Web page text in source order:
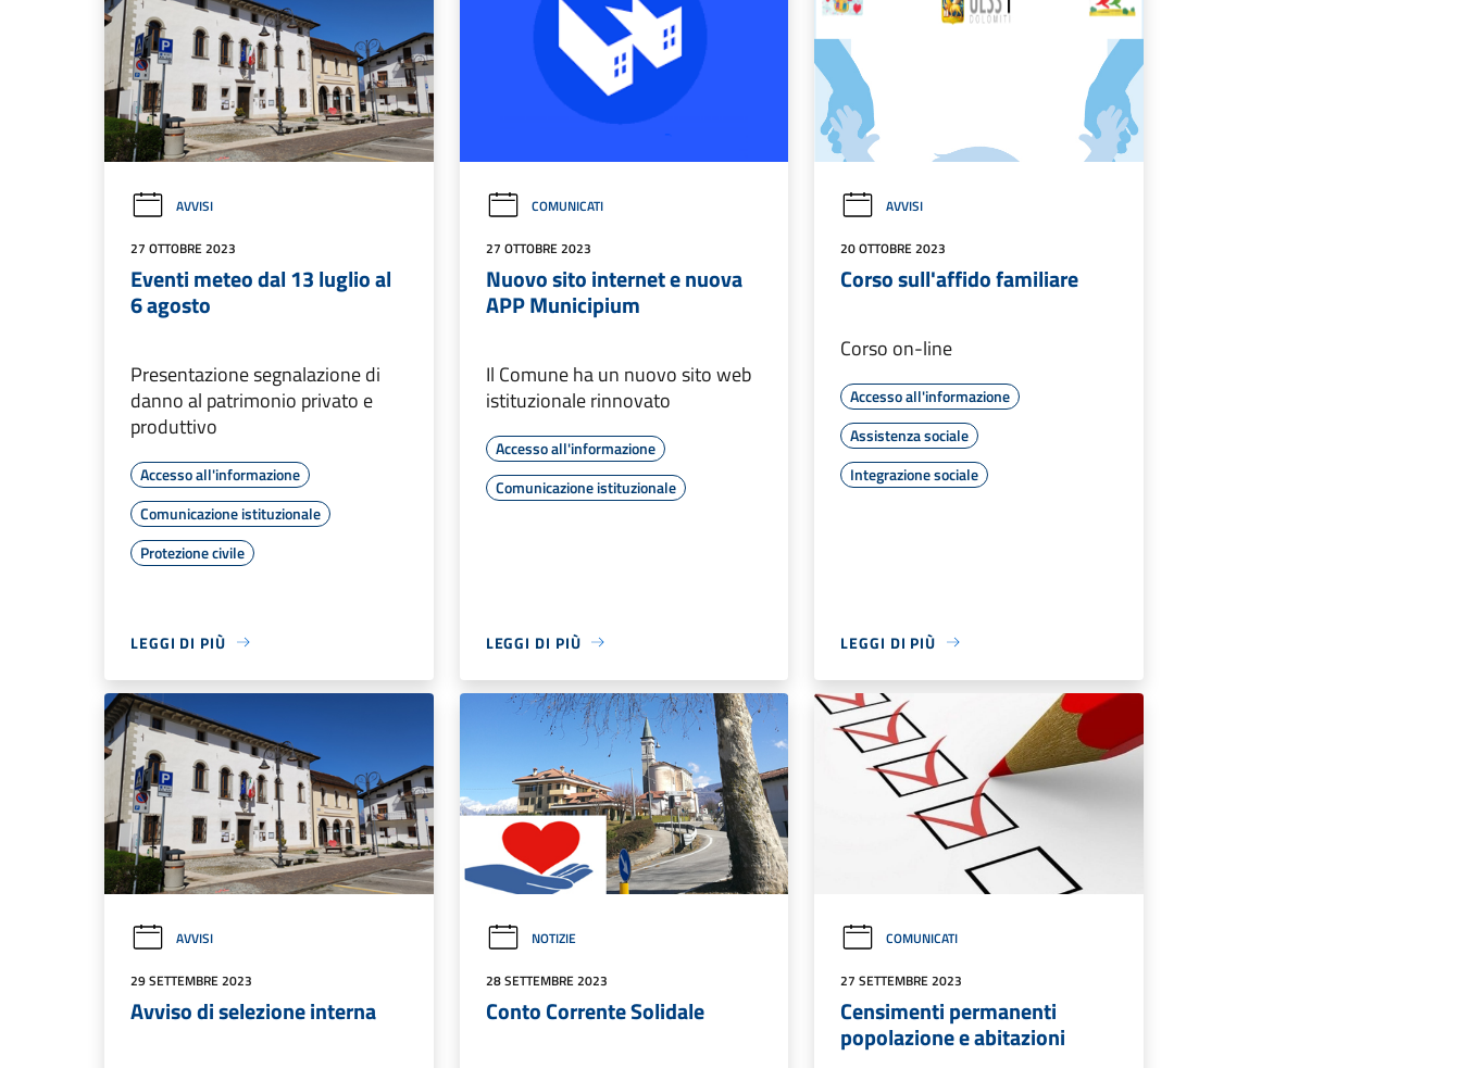
AVVISI
27 OTTOBRE 2023
Eventi meteo dal 13 luglio al
6 agosto
Presentazione segnalazione di
danno al patrimonio privato e
produttivo
Accesso all'informazione
Comunicazione istituzionale
Protezione civile
LEGGI DI PIÙ
COMUNICATI
27 OTTOBRE 2023
Nuovo sito internet e nuova
APP Municipium
Il Comune ha un nuovo sito web
istituzionale rinnovato
Accesso all'informazione
Comunicazione istituzionale
LEGGI DI PIÙ
AVVISI
20 OTTOBRE 2023
Corso sull'affido familiare
Corso on-line
Accesso all'informazione
Assistenza sociale
Integrazione sociale
LEGGI DI PIÙ
AVVISI
29 SETTEMBRE 2023
Avviso di selezione interna
NOTIZIE
28 SETTEMBRE 2023
Conto Corrente Solidale
COMUNICATI
27 SETTEMBRE 2023
Censimenti permanenti
popolazione e abitazioni